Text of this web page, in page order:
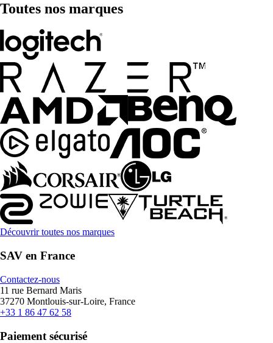
Toutes nos marques
Découvrir toutes nos marques
SAV en France
Contactez-nous
11 rue Bernard Maris
37270 Montlouis-sur-Loire, France
+33 1 86 47 62 58
Paiement sécurisé